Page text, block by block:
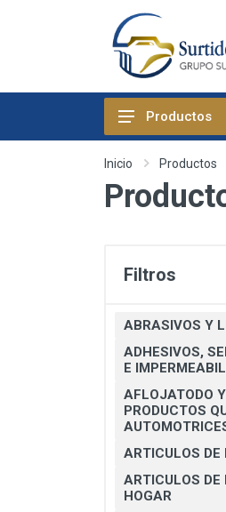
ABRASIVOS Y
ADHESIVOS,
ARTICULOS DE
HOGAR
BOMBAS,
REGADERA
CHAPAS Y
ESCALERAS
Productos
Inicio Productos
Filtros
ABRASIVOS Y
ADHESIVOS,
E
AFLOJATODO Y
PRODUCTOS
ARTICULOS DE
ARTICULOS
HOGAR